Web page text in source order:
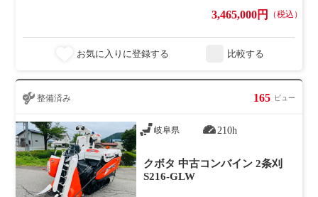
3,465,000円 （税込）
お気に入りに登録する 比較する
整備済み 165 ビュー
岐阜県 210h
クボタ 中古コンバイン 2条刈
S216-GLW